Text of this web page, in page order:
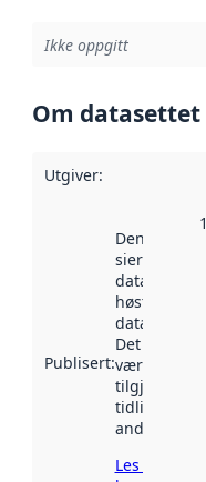
Ikke oppgitt
Om datasettet
Utgiver:
Publisert:
Denne
sier når
datasettet ble
høstet av
Det kan ha
vært
tilgjengelig
tidligere
andre steder.
Les mer om